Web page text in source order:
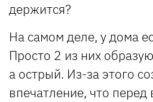
держится?
На самом деле, у дома
Просто 2 из них
а острый. Из-за этого
впечатление, что